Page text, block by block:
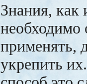
Знания,
необходимо
применять,
укрепить